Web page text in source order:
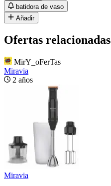
batidora de vaso
Añadir
Ofertas relacionadas
MirY_oFerTas
Miravia
2 años
Miravia